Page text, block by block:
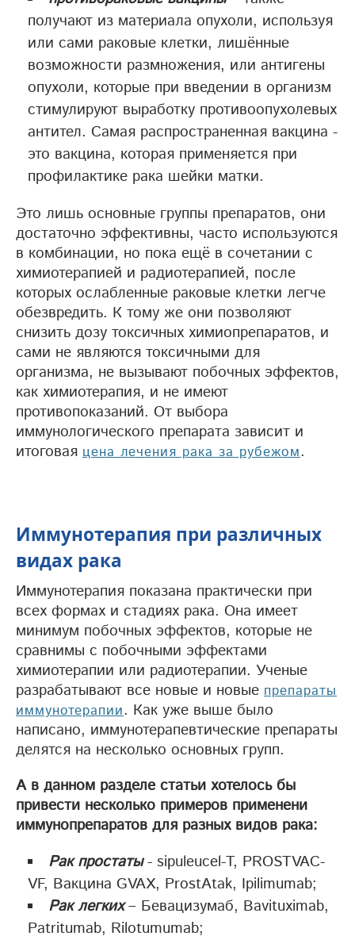
получают из материала опухоли, используя
или сами раковые клетки, лишённые
возможности размножения, или антигены
опухоли, которые при введении в организм
стимулируют выработку противоопухолевых
антител. Самая распространенная вакцина -
это вакцина, которая применяется при
профилактике рака шейки матки.
Это лишь основные группы препаратов, они
достаточно эффективны, часто используются
в комбинации, но пока ещё в сочетании с
химиотерапией и радиотерапией, после
которых ослабленные раковые клетки легче
обезвредить. К тому же они позволяют
снизить дозу токсичных химиопрепаратов, и
сами не являются токсичными для
организма, не вызывают побочных эффектов,
как химиотерапия, и не имеют
противопоказаний. От выбора
иммунологического препарата зависит и
итоговая цена лечения рака за рубежом.
Иммунотерапия при различных
видах рака
Иммунотерапия показана практически при
всех формах и стадиях рака. Она имеет
минимум побочных эффектов, которые не
сравнимы с побочными эффектами
химиотерапии или радиотерапии. Ученые
разрабатывают все новые и новые препараты
иммунотерапии. Как уже выше было
написано, иммунотерапевтические препараты
делятся на несколько основных групп.
А в данном разделе статьи хотелось бы
привести несколько примеров применени
иммунопрепаратов для разных видов рака:
Рак простаты- sipuleucel-T, PROSTVAC-
VF, Вакцина GVAX, ProstAtak, Ipilimumab;
Рак легких– Бевацизумаб, Bavituximab,
Patritumab, Rilotumumab;